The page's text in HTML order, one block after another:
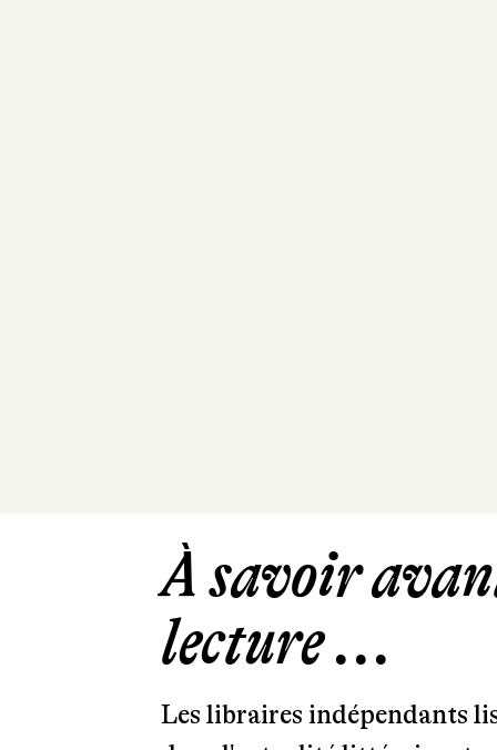
À savoir
lecture ...
Les libraires indépendants